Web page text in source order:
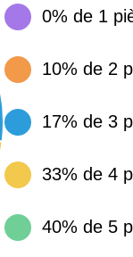
14 €
0% de 1
10% de 2
17% de 3
33% de 4
40% de 5